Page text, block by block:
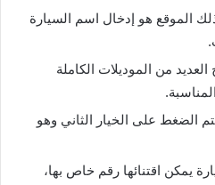
الموقع هو إدخال اسم السيارة
من الموديلات الكاملة
الضغط على الخيار الثاني وهو
يمكن اقتنائها رقم خاص بها،